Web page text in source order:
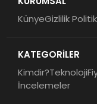
KünyeGizlilik
KATEGORİLER
Kimdir?Teknoloji
İncelemeler